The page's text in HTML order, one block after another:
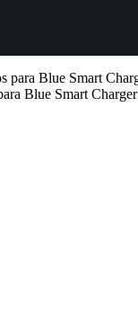
Blue Smart Charger